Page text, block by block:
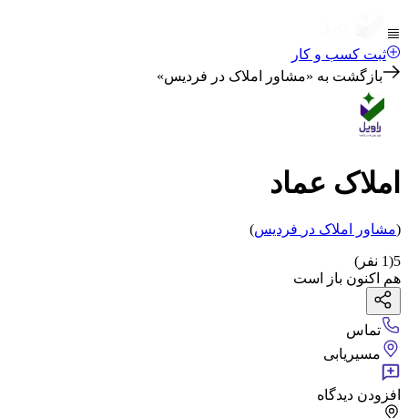
ثبت کسب و کار
بازگشت به «مشاور املاک در فردیس»
املاک عماد
(مشاور املاک در فردیس)
5
(
1 نفر)
هم اکنون باز است
تماس
مسیریابی
افزودن دیدگاه